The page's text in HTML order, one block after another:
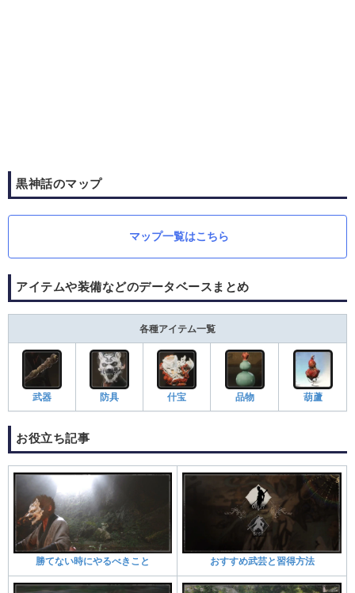
黒神話のマップ
マップ一覧はこちら
アイテムや装備などのデータベースまとめ
各種アイテム一覧
武器 防具 什宝 品物 葫蘆
お役立ち記事
勝てない時にやるべきこと おすすめ武芸と習得方法